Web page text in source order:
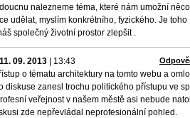
nalezneme téma, které nám umožní něco
udělat, myslím konkrétního, fyzického. Je toho
společný životní prostor zlepšit .
11. 09. 2013 13:43
o tématu architektury na tomto webu a
diskuse zanesl trochu politického přístupu ve
veřejnost v našem městě asi nebude
zde nepřevládal neprofesionální pohled.